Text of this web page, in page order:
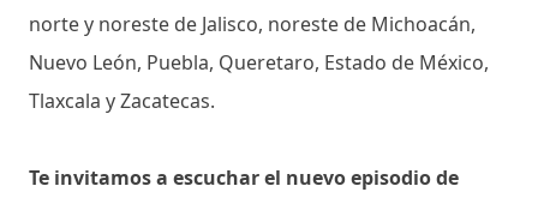
norte y noreste de Jalisco, noreste de Michoacán,
Nuevo León, Puebla, Queretaro, Estado de México,
Tlaxcala y Zacatecas.
Te invitamos a escuchar el nuevo episodio de